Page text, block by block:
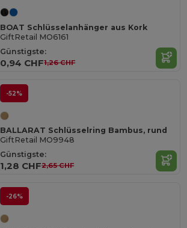
BOAT Schlüsselanhänger aus Kork
GiftRetail MO6161
Günstigste:
0,94 CHF1,26 CHF
-52%
BALLARAT Schlüsselring Bambus, rund
GiftRetail MO9948
Günstigste:
1,28 CHF2,65 CHF
-26%